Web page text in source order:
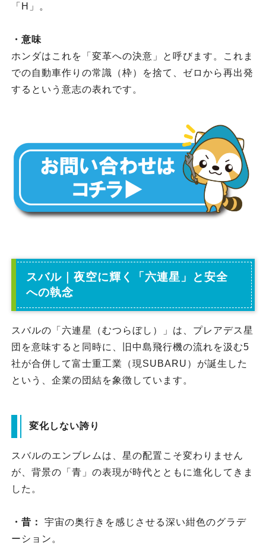
「H」。
・意味
ホンダはこれを「変革への決意」と呼びます。これま
での自動車作りの常識（枠）を捨て、ゼロから再出発
するという意志の表れです。
スバル｜夜空に輝く「六連星」と安全
への執念
スバルの「六連星（むつらぼし）」は、プレアデス星
団を意味すると同時に、旧中島飛行機の流れを汲む5
社が合併して富士重工業（現SUBARU）が誕生した
という、企業の団結を象徴しています。
変化しない誇り
スバルのエンブレムは、星の配置こそ変わりません
が、背景の「青」の表現が時代とともに進化してきま
した。
・昔：
宇宙の奥行きを感じさせる深い紺色のグラデ
ーション。